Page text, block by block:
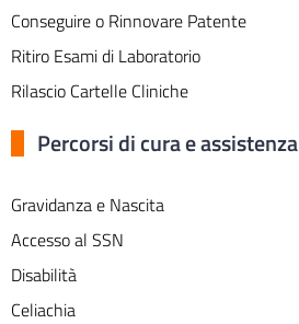
Conseguire o Rinnovare Patente
Ritiro Esami di Laboratorio
Rilascio Cartelle Cliniche
Percorsi di cura e assistenza
Gravidanza e Nascita
Accesso al SSN
Disabilità
Celiachia